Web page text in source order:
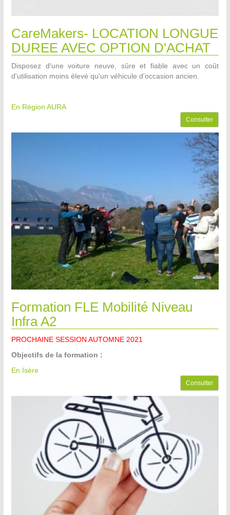
CareMakers- LOCATION LONGUE
DUREE AVEC OPTION D'ACHAT
Disposez d'une voiture neuve, sûre et fiable avec un coût
d'utilisation moins élevé qu'un véhicule d'occasion ancien.
En Région AURA
Consulter
Formation FLE Mobilité Niveau
Infra A2
PROCHAINE SESSION AUTOMNE 2021
Objectifs de la formation :
En Isère
Consulter